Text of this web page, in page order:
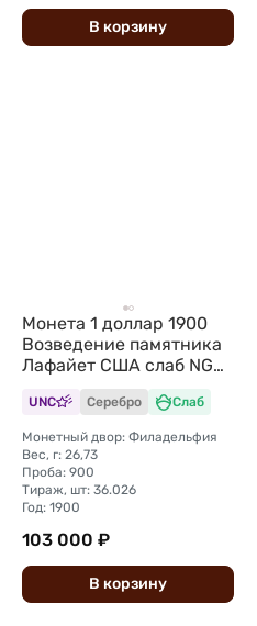
В корзину
Монета 1 доллар 1900
Возведение памятника
Лафайет США слаб NGC
UNC Серебро Слаб
Монетный двор: Филадельфия
Вес, г: 26,73
Проба: 900
Тираж, шт: 36.026
Год: 1900
103 000 ₽
В корзину